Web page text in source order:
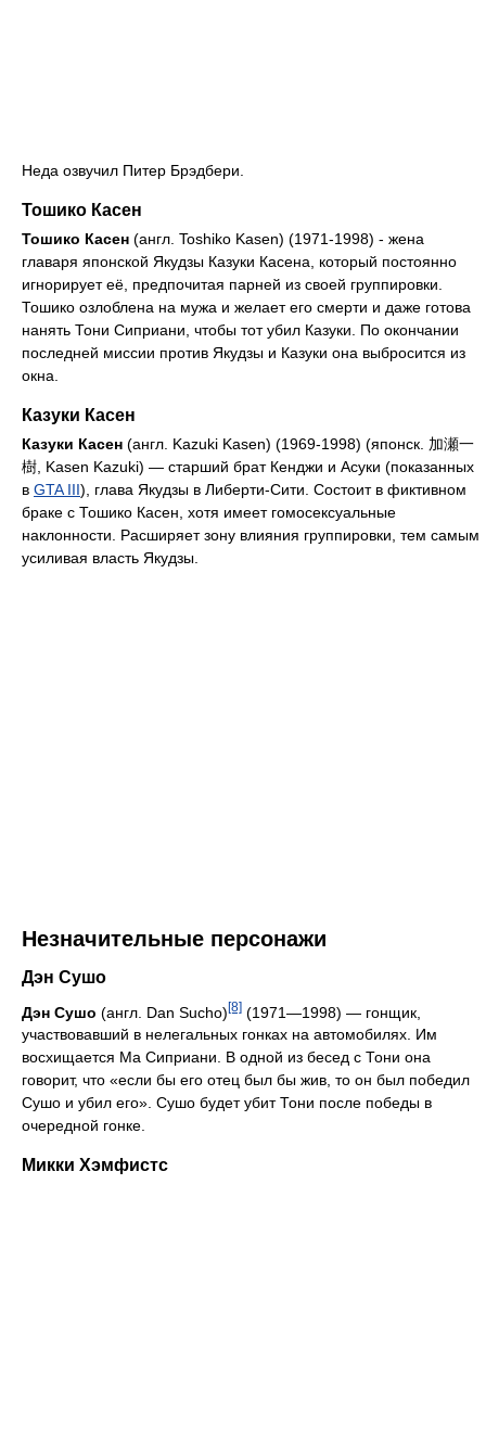
Неда озвучил Питер Брэдбери.
Тошико Касен
Тошико Касен (англ. Toshiko Kasen) (1971-1998) - жена
главаря японской Якудзы Казуки Касена, который постоянно
игнорирует её, предпочитая парней из своей группировки.
Тошико озлоблена на мужа и желает его смерти и даже готова
нанять Тони Сиприани, чтобы тот убил Казуки. По окончании
последней миссии против Якудзы и Казуки она выбросится из
окна.
Казуки Касен
Казуки Касен (англ. Kazuki Kasen) (1969-1998) (японск. 加瀬一
樹, Kasen Kazuki) — старший брат Кенджи и Асуки (показанных
в GTA III), глава Якудзы в Либерти-Сити. Состоит в фиктивном
браке с Тошико Касен, хотя имеет гомосексуальные
наклонности. Расширяет зону влияния группировки, тем самым
усиливая власть Якудзы.
Незначительные персонажи
Дэн Сушо
Дэн Сушо (англ. Dan Sucho)[8] (1971—1998) — гонщик,
участвовавший в нелегальных гонках на автомобилях. Им
восхищается Ма Сиприани. В одной из бесед с Тони она
говорит, что «если бы его отец был бы жив, то он был победил
Сушо и убил его». Сушо будет убит Тони после победы в
очередной гонке.
Микки Хэмфистс